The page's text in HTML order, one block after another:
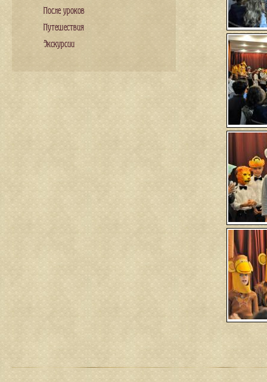
После уроков
Путешествия
Экскурсии